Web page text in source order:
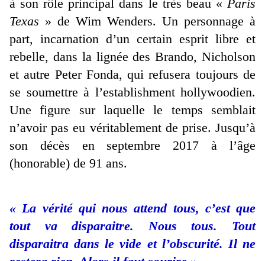
à son rôle principal dans le très beau « Paris
Texas » de Wim Wenders. Un personnage à
part, incarnation d’un certain esprit libre et
rebelle, dans la lignée des Brando, Nicholson
et autre Peter Fonda, qui refusera toujours de
se soumettre à l’establishment hollywoodien.
Une figure sur laquelle le temps semblait
n’avoir pas eu véritablement de prise. Jusqu’à
son décès en septembre 2017 à l’âge
(honorable) de 91 ans.
« La vérité qui nous attend tous, c’est que
tout va disparaitre. Nous tous. Tout
disparaitra dans le vide et l’obscurité. Il ne